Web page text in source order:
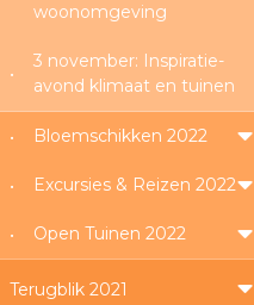
woonomgeving
3 november: Inspiratie-
avond klimaat en tuinen
Bloemschikken 2022
Excursies & Reizen 2022
Open Tuinen 2022
Terugblik 2021